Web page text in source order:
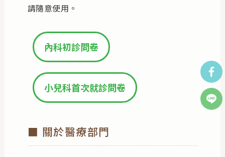
請隨意使用。
內科初診問卷
小兒科首次就診問卷
■ 關於醫療部門